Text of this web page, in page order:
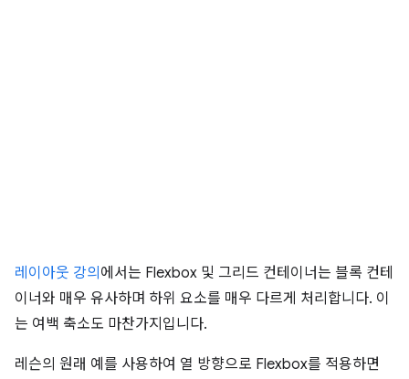
레이아웃 강의 에서는 Flexbox 및 그리드 컨테이너는 블록 컨테
이너와 매우 유사하며 하위 요소를 매우 다르게 처리합니다. 이
는 여백 축소도 마찬가지입니다.
레슨의 원래 예를 사용하여 열 방향으로 Flexbox를 적용하면